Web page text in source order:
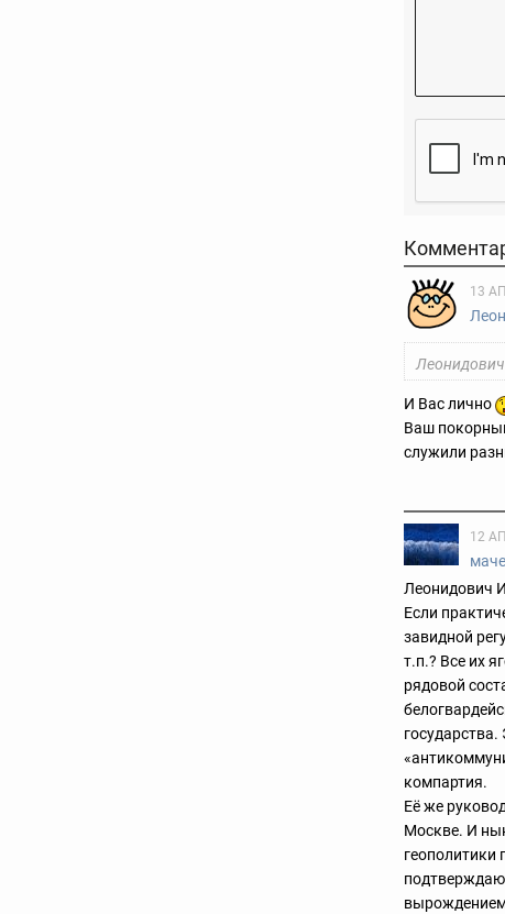
13
И Вас лично
Ваш
служили
12
Леонидович
Если
завидной
т.п.? Все их
рядовой
компартия.
Её же
Москве. И
геополитики